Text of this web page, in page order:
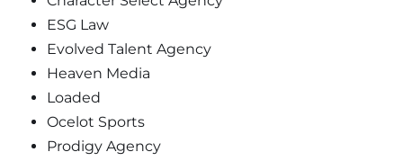
ESG Law
Evolved Talent Agency
Heaven Media
Loaded
Ocelot Sports
Prodigy Agency